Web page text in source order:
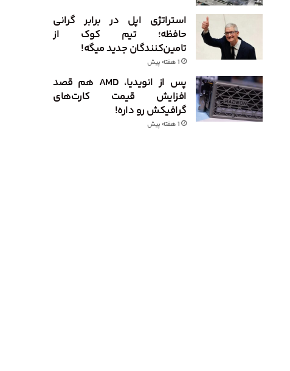
استراتژی اپل در برابر گرانی
حافظه؛ تیم کوک از
تامین‌کنندگان جدید میگه!
1 هفته پیش
پس از انویدیا، AMD هم قصد
افزایش قیمت کارت‌های
گرافیکش رو داره!
1 هفته پیش